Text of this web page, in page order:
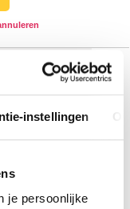
instellingen
je persoonlijke